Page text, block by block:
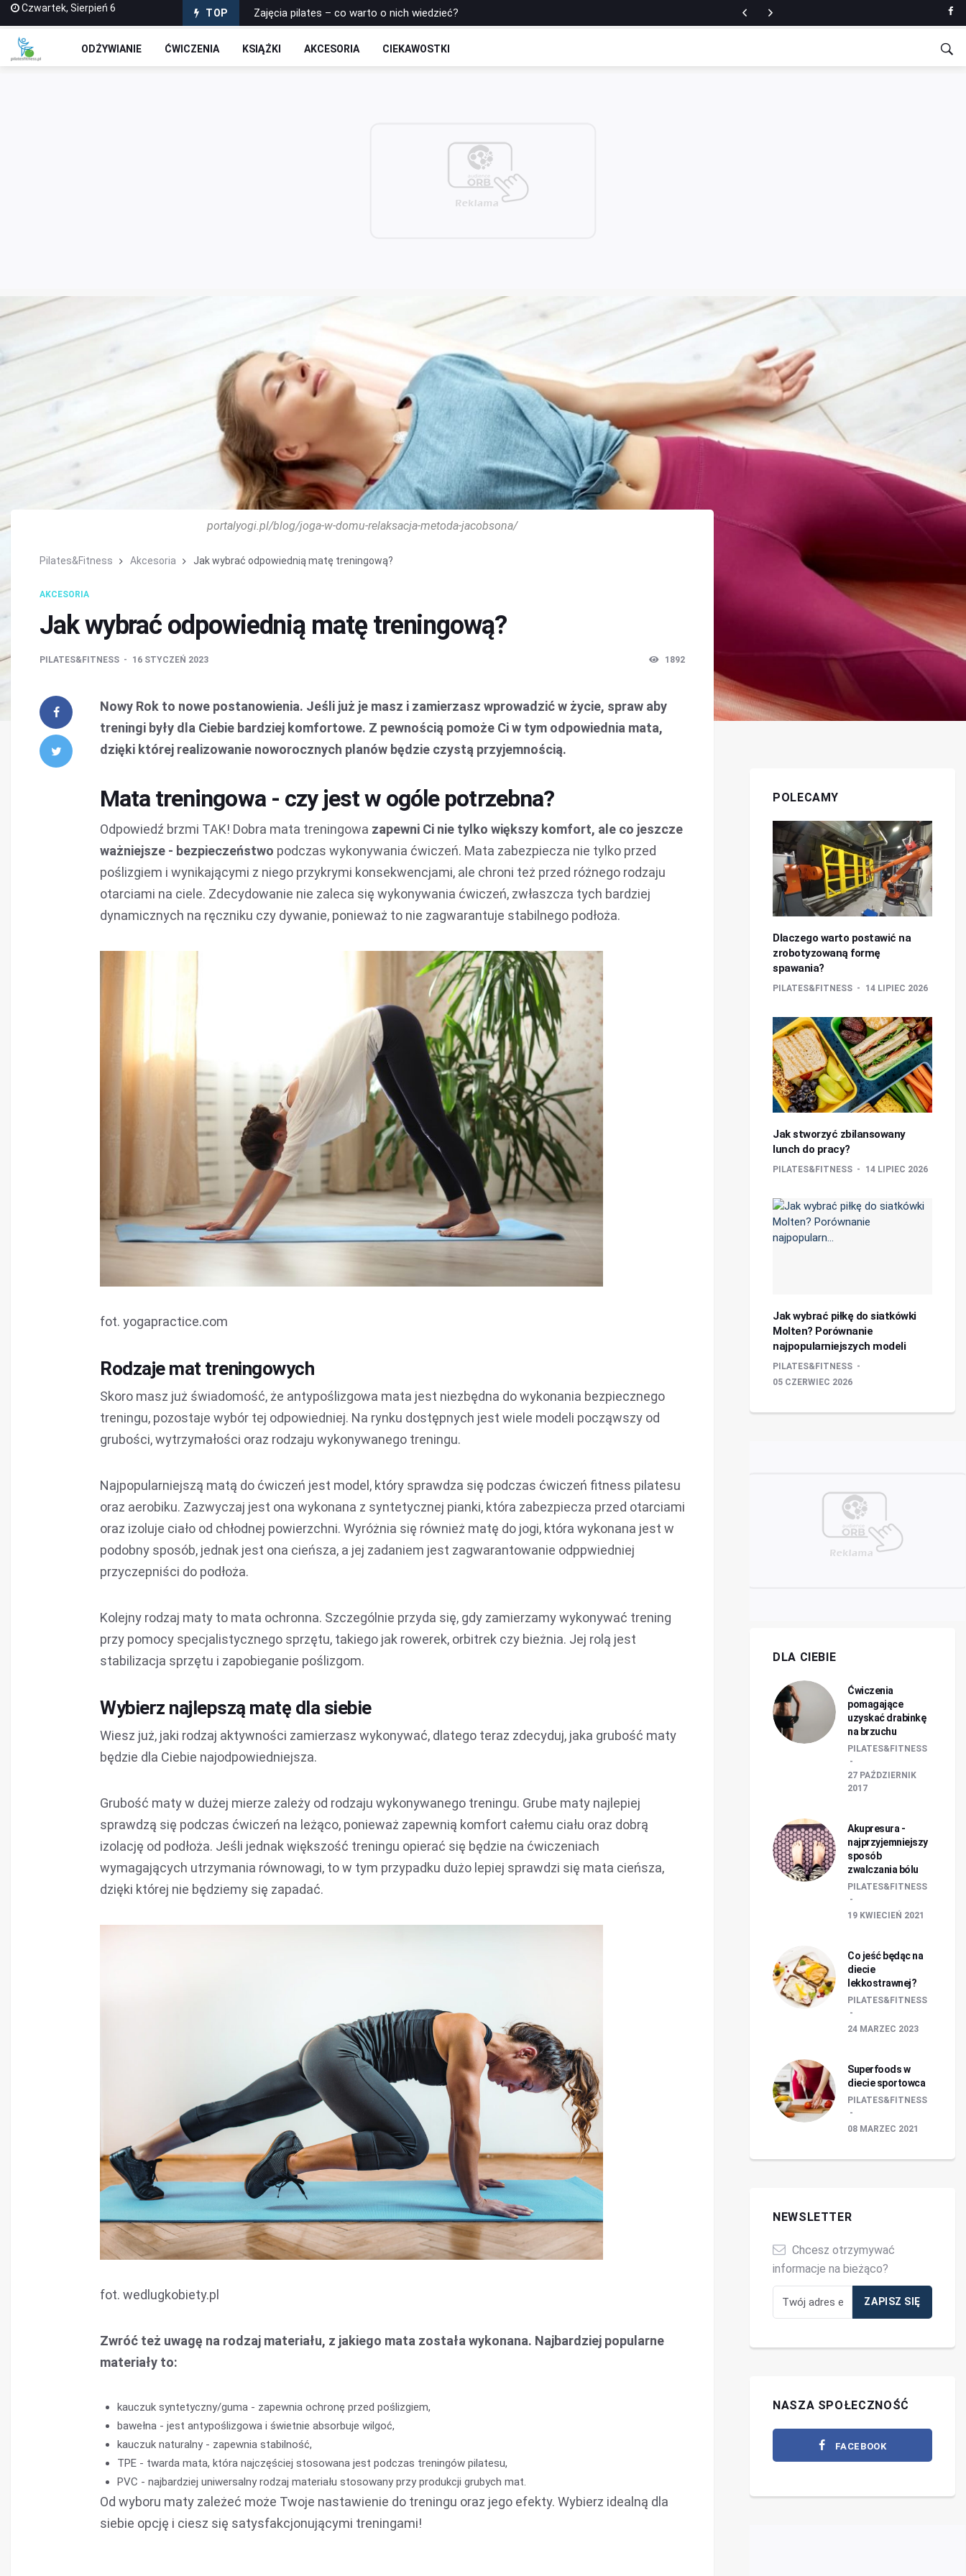
Czwartek, Sierpień 6 TOP
Zajęcia pilates – co warto o nich wiedzieć?
ODŻYWIANIE ĆWICZENIA KSIĄŻKI AKCESORIA CIEKAWOSTKI
portalyogi.pl/blog/joga-w-domu-relaksacja-metoda-jacobsona/
Pilates&Fitness Akcesoria Jak wybrać odpowiednią matę treningową?
AKCESORIA
Jak wybrać odpowiednią matę treningową?
PILATES&FITNESS 16 STYCZEŃ 2023 1892
Nowy Rok to nowe postanowienia. Jeśli już je masz i zamierzasz wprowadzić w życie, spraw aby
treningi były dla Ciebie bardziej komfortowe. Z pewnością pomoże Ci w tym odpowiednia mata,
dzięki której realizowanie noworocznych planów będzie czystą przyjemnością.
Mata treningowa - czy jest w ogóle potrzebna?
Odpowiedź brzmi TAK! Dobra mata treningowa zapewni Ci nie tylko większy komfort, ale co jeszcze
ważniejsze - bezpieczeństwo podczas wykonywania ćwiczeń. Mata zabezpiecza nie tylko przed
poślizgiem i wynikającymi z niego przykrymi konsekwencjami, ale chroni też przed różnego rodzaju
otarciami na ciele. Zdecydowanie nie zaleca się wykonywania ćwiczeń, zwłaszcza tych bardziej
dynamicznych na ręczniku czy dywanie, ponieważ to nie zagwarantuje stabilnego podłoża.
fot. yogapractice.com
Rodzaje mat treningowych
Skoro masz już świadomość, że antypoślizgowa mata jest niezbędna do wykonania bezpiecznego
treningu, pozostaje wybór tej odpowiedniej. Na rynku dostępnych jest wiele modeli począwszy od
grubości, wytrzymałości oraz rodzaju wykonywanego treningu.
Najpopularniejszą matą do ćwiczeń jest model, który sprawdza się podczas ćwiczeń fitness pilatesu
oraz aerobiku. Zazwyczaj jest ona wykonana z syntetycznej pianki, która zabezpiecza przed otarciami
oraz izoluje ciało od chłodnej powierzchni. Wyróżnia się również matę do jogi, która wykonana jest w
podobny sposób, jednak jest ona cieńsza, a jej zadaniem jest zagwarantowanie odppwiedniej
przyczepniści do podłoża.
Kolejny rodzaj maty to mata ochronna. Szczególnie przyda się, gdy zamierzamy wykonywać trening
przy pomocy specjalistycznego sprzętu, takiego jak rowerek, orbitrek czy bieżnia. Jej rolą jest
stabilizacja sprzętu i zapobieganie poślizgom.
Wybierz najlepszą matę dla siebie
Wiesz już, jaki rodzaj aktywności zamierzasz wykonywać, dlatego teraz zdecyduj, jaka grubość maty
będzie dla Ciebie najodpowiedniejsza.
Grubość maty w dużej mierze zależy od rodzaju wykonywanego treningu. Grube maty najlepiej
sprawdzą się podczas ćwiczeń na leżąco, ponieważ zapewnią komfort całemu ciału oraz dobrą
izolację od podłoża. Jeśli jednak większość treningu opierać się będzie na ćwiczeniach
wymagających utrzymania równowagi, to w tym przypadku dużo lepiej sprawdzi się mata cieńsza,
dzięki której nie będziemy się zapadać.
fot. wedlugkobiety.pl
Zwróć też uwagę na rodzaj materiału, z jakiego mata została wykonana. Najbardziej popularne
materiały to:
kauczuk syntetyczny/guma - zapewnia ochronę przed poślizgiem,
bawełna - jest antypoślizgowa i świetnie absorbuje wilgoć,
kauczuk naturalny - zapewnia stabilność,
TPE - twarda mata, która najczęściej stosowana jest podczas treningów pilatesu,
PVC - najbardziej uniwersalny rodzaj materiału stosowany przy produkcji grubych mat.
Od wyboru maty zależeć może Twoje nastawienie do treningu oraz jego efekty. Wybierz idealną dla
siebie opcję i ciesz się satysfakcjonującymi treningami!
POLECAMY
Dlaczego warto postawić na
zrobotyzowaną formę
spawania?
PILATES&FITNESS 14 LIPIEC 2026
Jak stworzyć zbilansowany
lunch do pracy?
PILATES&FITNESS 14 LIPIEC 2026
Jak wybrać piłkę do siatkówki
Molten? Porównanie
najpopularniejszych modeli
PILATES&FITNESS
05 CZERWIEC 2026
DLA CIEBIE
Ćwiczenia
pomagające
uzyskać drabinkę
na brzuchu
PILATES&FITNESS
27 PAŹDZIERNIK
2017
Akupresura -
najprzyjemniejszy
sposób
zwalczania bólu
PILATES&FITNESS
19 KWIECIEŃ 2021
Co jeść będąc na
diecie
lekkostrawnej?
PILATES&FITNESS
24 MARZEC 2023
Superfoods w
diecie sportowca
PILATES&FITNESS
08 MARZEC 2021
NEWSLETTER
Chcesz otrzymywać
informacje na bieżąco?
NASZA SPOŁECZNOŚĆ
FACEBOOK